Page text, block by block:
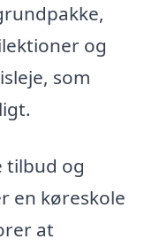
og
som
tilbud og
en køreskole
at